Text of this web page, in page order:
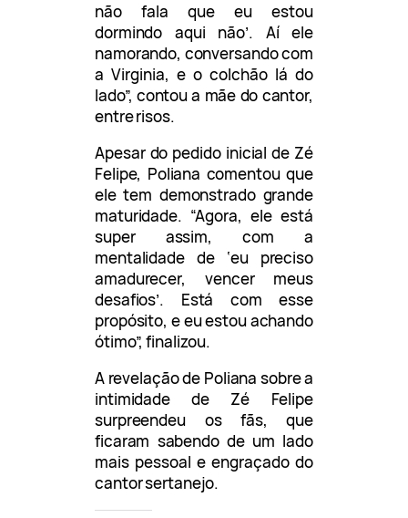
não fala que eu estou
dormindo aqui não’. Aí ele
namorando, conversando com
a Virginia, e o colchão lá do
lado”, contou a mãe do cantor,
entre risos.
Apesar do pedido inicial de Zé
Felipe, Poliana comentou que
ele tem demonstrado grande
maturidade. “Agora, ele está
super assim, com a
mentalidade de ‘eu preciso
amadurecer, vencer meus
desafios’. Está com esse
propósito, e eu estou achando
ótimo”, finalizou.
A revelação de Poliana sobre a
intimidade de Zé Felipe
surpreendeu os fãs, que
ficaram sabendo de um lado
mais pessoal e engraçado do
cantor sertanejo.